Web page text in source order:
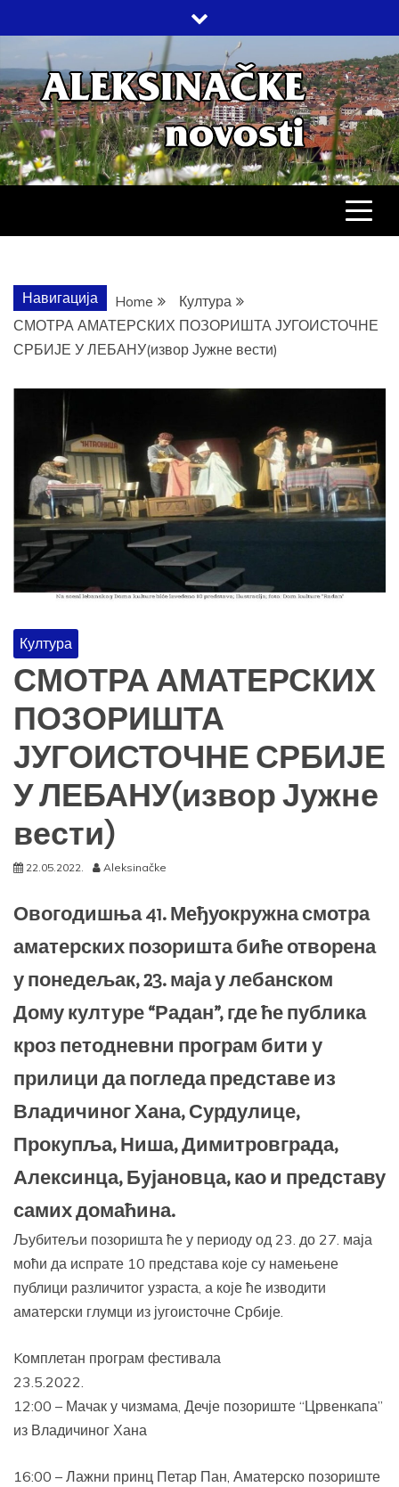
to
content
НОВОСТИ
ДРУШТВО, КУЛТУРА, ЕКОНОМИЈА,
СПОРТ, ПОСЛОВНИ ИМЕНИК,
Навигација Home
Култура
СМОТРА АМАТЕРСКИХ ПОЗОРИШТА ЈУГОИСТОЧНЕ
СРБИЈЕ У ЛЕБАНУ(извор Јужне вести)
Култура
СМОТРА АМАТЕРСКИХ
ПОЗОРИШТА
ЈУГОИСТОЧНЕ СРБИЈЕ
У ЛЕБАНУ(извор Јужне
вести)
22.05.2022. Aleksinačke
Овогодишња 41. Међуокружна смотра
аматерских позоришта биће отворена
у понедељак, 23. маја у лебанском
Дому културе “Радан”, где ће публика
кроз петодневни програм бити у
прилици да погледа представе из
Владичиног Хана, Сурдулице,
Прокупља, Ниша, Димитровграда,
Алексинца, Бујановца, као и представу
самих домаћина.
Љубитељи позоришта ће у периоду од 23. до 27. маја
моћи да испрате 10 представа које су намењене
публици различитог узраста, а које ће изводити
аматерски глумци из југоисточне Србије.
Kомплетан програм фестивала
23.5.2022.
12:00 – Мачак у чизмама, Дечје позориште “Црвенкапа”
из Владичиног Хана
16:00 – Лажни принц Петар Пан, Аматерско позориште